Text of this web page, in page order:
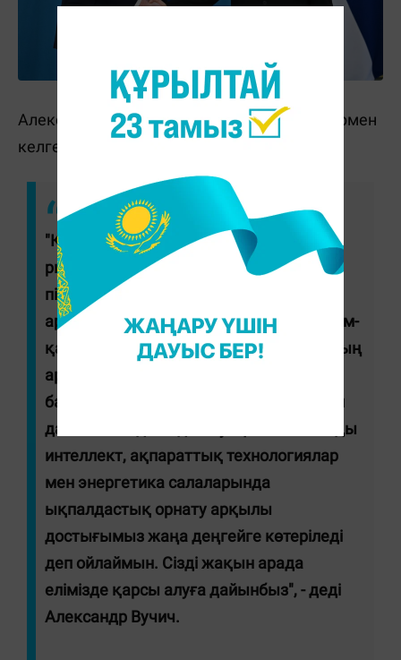
Александр Вучич Қазақстанға ресми сапармен
келгеніне қуанышты екенін мәлімдеді.
"Қонақжайлық танытқаныңыз үшін
ризашылығымды білдіремін. Сіздің
пікіріңізбен толық келісемін, елдеріміз
арасында шынайы стратегиялық қарым-
қатынас орнаған. Сіздің қолдауыңыздың
арқасында сауда-экономикалық
байланыстарымыз жоғары қарқынмен
дамып келеді. Алдағы уақытта жасанды
интеллект, ақпараттық технологиялар
мен энергетика салаларында
ықпалдастық орнату арқылы
достығымыз жаңа деңгейге көтеріледі
деп ойлаймын. Сізді жақын арада
елімізде қарсы алуға дайынбыз", - деді
Александр Вучич.